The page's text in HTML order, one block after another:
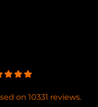
on 10331 reviews.